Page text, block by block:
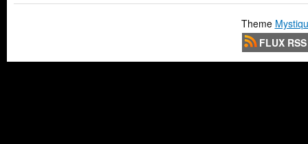
Theme
FLUX RSS